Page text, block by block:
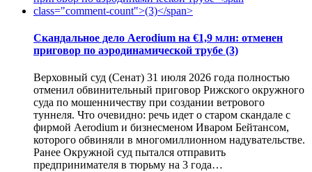
Скандальное дело Aerodium на €1,9 млн: отменен
приговор по аэродинамической трубе (3)
Верховный суд (Сенат) 31 июля 2026 года полностью
отменил обвинительный приговор Рижского окружного
суда по мошенничеству при создании ветрового
туннеля. Что очевидно: речь идет о старом скандале с
фирмой Aerodium и бизнесменом Иваром Бейтансом,
которого обвиняли в многомиллионном надувательстве.
Ранее Окружной суд пытался отправить
предпринимателя в тюрьму на 3 года…